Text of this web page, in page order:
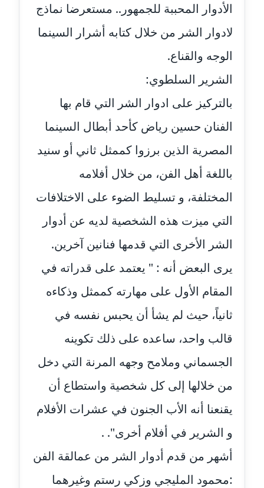
مدونة جهاد غازي
عاملة
مدونة جواد الحربي
عاملة
عاملة
مدونة جيهان عوض
عاملة
مدونة حاتم سلامة
مدونة حجازي يونس
عاملة
مدونة حسن رجب
عاملة
مدونة حسن غريب
معلق
متوفي
مدونة حسين العلي
عاملة
مدونة حسين درمشاكي
عاملة
الأدوار المحببة للجمهور.. مستعرضا نماذج
لادوار الشر من خلال كتابه أشرار السينما
الوجه والقناع.
الشرير السلطوي:
بالتركيز على ادوار الشر التي قام بها
الفنان حسين رياض كأحد أبطال السينما
المصرية الذين برزوا كممثل ثاني أو سنيد
باللغة أهل الفن، من خلال أفلامه
المختلفة، و تسليط الضوء على الاختلافات
التي ميزت هذه الشخصية لديه عن أدوار
الشر الأخرى التي قدمها فنانين آخرين.
يرى البعض أنه : " يعتمد على قدراته في
المقام الأول على مهارته كممثل وذكاءه
ثانياً، حيث لم يشأ أن يحبس نفسه في
قالب واحد، ساعده على ذلك تكوينه
الجسماني وملامح وجهه المرنة التي دخل
من خلالها إلى كل شخصية واستطاع أن
يقنعنا أنه الأب الجنون في عشرات الأفلام
و الشرير في أفلام أخرى". .
أشهر من قدم أدوار الشر من عمالقة الفن
:محمود المليجي وزكي رستم وغيرهما